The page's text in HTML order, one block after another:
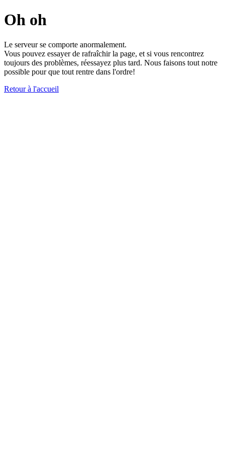
Oh oh
Le serveur se comporte anormalement.
Vous pouvez essayer de rafraîchir la page, et si vous rencontrez
toujours des problèmes, réessayez plus tard. Nous faisons tout notre
possible pour que tout rentre dans l'ordre!
Retour à l'accueil